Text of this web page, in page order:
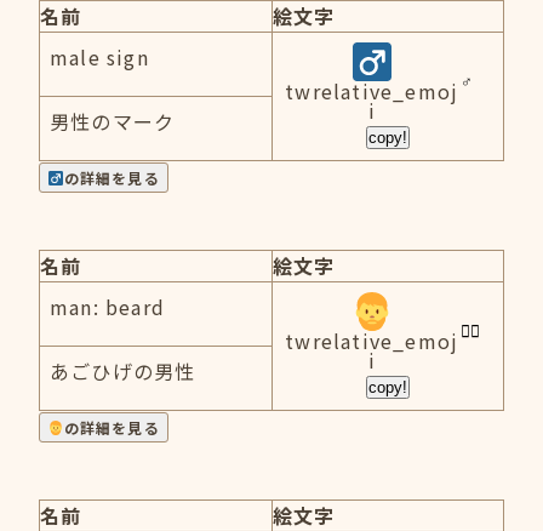
名前
絵文字
male sign
twrelative_emoj
i
copy!
男性のマーク
の詳細を見る
名前
絵文字
man: beard
twrelative_emoj
i
copy!
あごひげの男性
の詳細を見る
名前
絵文字